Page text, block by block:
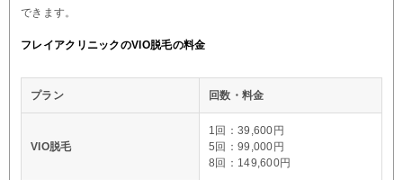
できます。
フレイアクリニックのVIO脱毛の料金
プラン 回数・料金
VIO脱毛
1回：39,600円
5回：99,000円
8回：149,600円